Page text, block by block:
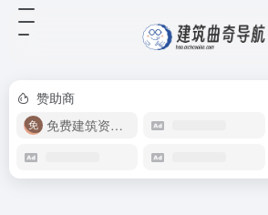
赞助商
免费建筑资源库